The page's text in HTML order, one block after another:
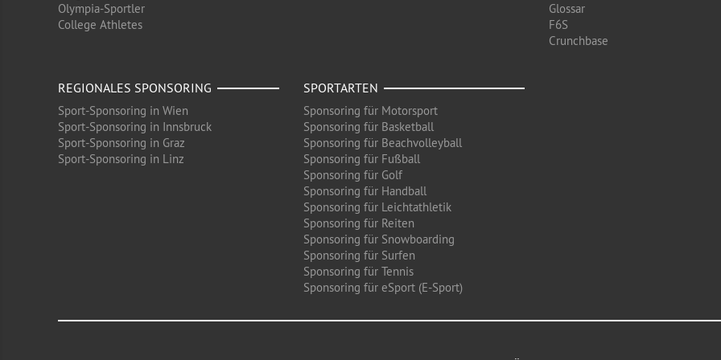
Olympia-Sportler
College Athletes
Glossar
F6S
Crunchbase
REGIONALES SPONSORING
Sport-Sponsoring in Wien
Sport-Sponsoring in Innsbruck
Sport-Sponsoring in Graz
Sport-Sponsoring in Linz
SPORTARTEN
Sponsoring für Motorsport
Sponsoring für Basketball
Sponsoring für Beachvolleyball
Sponsoring für Fußball
Sponsoring für Golf
Sponsoring für Handball
Sponsoring für Leichtathletik
Sponsoring für Reiten
Sponsoring für Snowboarding
Sponsoring für Surfen
Sponsoring für Tennis
Sponsoring für eSport (E-Sport)